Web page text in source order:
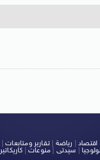
اقتصاد رياضة |تقارير ومتابعات|
| سيدتى منوعات كاريكاتير